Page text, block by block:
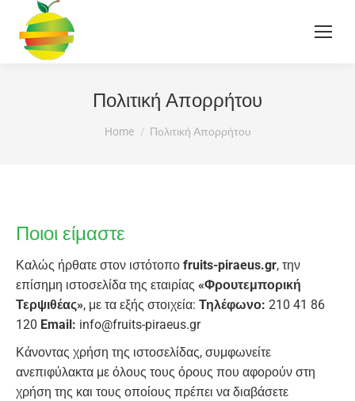
Πολιτική Απορρήτου
You are here:
Home Πολιτική Απορρήτου
Ποιοι είμαστε
Καλώς ήρθατε στον ιστότοπο fruits-piraeus.gr, την
επίσημη ιστοσελίδα της εταιρίας «Φρουτεμπορική
Τερψιθέας», με τα εξής στοιχεία: Τηλέφωνο: 210 41 86
120 Email: info@fruits-piraeus.gr
Κάνοντας χρήση της ιστοσελίδας, συμφωνείτε
ανεπιφύλακτα με όλους τους όρους που αφορούν στη
χρήση της και τους οποίους πρέπει να διαβάσετε